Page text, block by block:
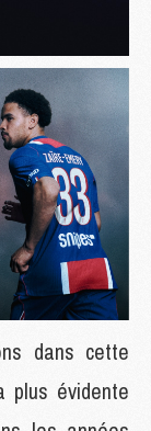
dans cette
plus évidente